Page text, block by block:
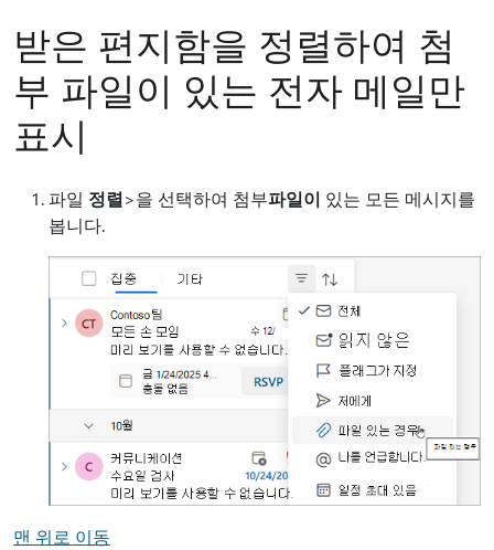
받은 편지함을 정렬하여 첨
부 파일이 있는 전자 메일만
표시
파일 정렬>을 선택하여 첨부파일이 있는 모든 메시지를
봅니다.
맨 위로 이동